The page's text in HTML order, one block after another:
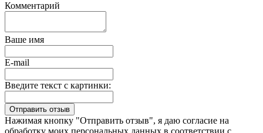
Комментарий
Ваше имя
E-mail
Введите текст с картинки:
Нажимая кнопку "Отправить отзыв", я даю согласие на